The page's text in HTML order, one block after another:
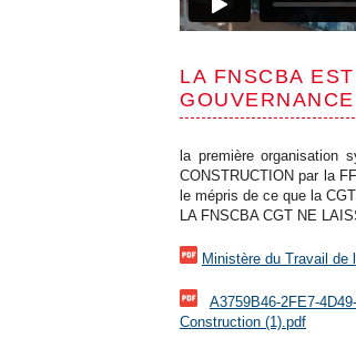
LA FNSCBA
la première organisation
CONSTRUCTION par la
le mépris de ce que la
LA FNSCBA CGT NE
Ministère du Travail de
A3759B46-2FE7-
Construction (1).pdf